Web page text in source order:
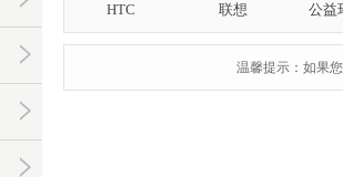
HTC 联想 公益
温馨提示：如果